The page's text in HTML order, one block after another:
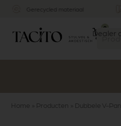
Stijlvol & functioneel
Dealer
0
Home Producten Dubbele V-